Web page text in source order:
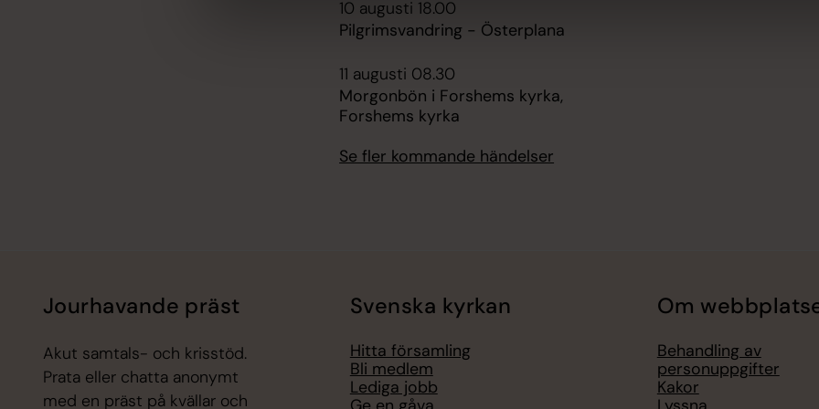
10 augusti 18.00
Pilgrimsvandring - Österplana
11 augusti 08.30
Morgonbön i Forshems kyrka,
Forshems kyrka
Se fler kommande händelser
Jourhavande präst
Akut samtals- och krisstöd.
Prata eller chatta anonymt
med en präst på kvällar och
Svenska kyrkan
Hitta församling
Bli medlem
Lediga jobb
Om
Behandling av
personuppgifter
Kakor